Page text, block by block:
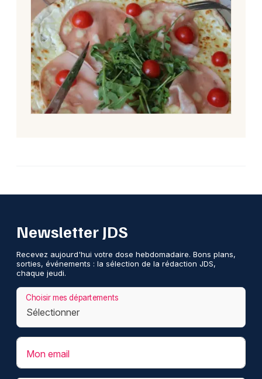
Newsletter JDS
Recevez aujourd'hui votre dose hebdomadaire. Bons plans,
sorties, événements : la sélection de la rédaction JDS,
chaque jeudi.
Choisir mes départements
Mon email